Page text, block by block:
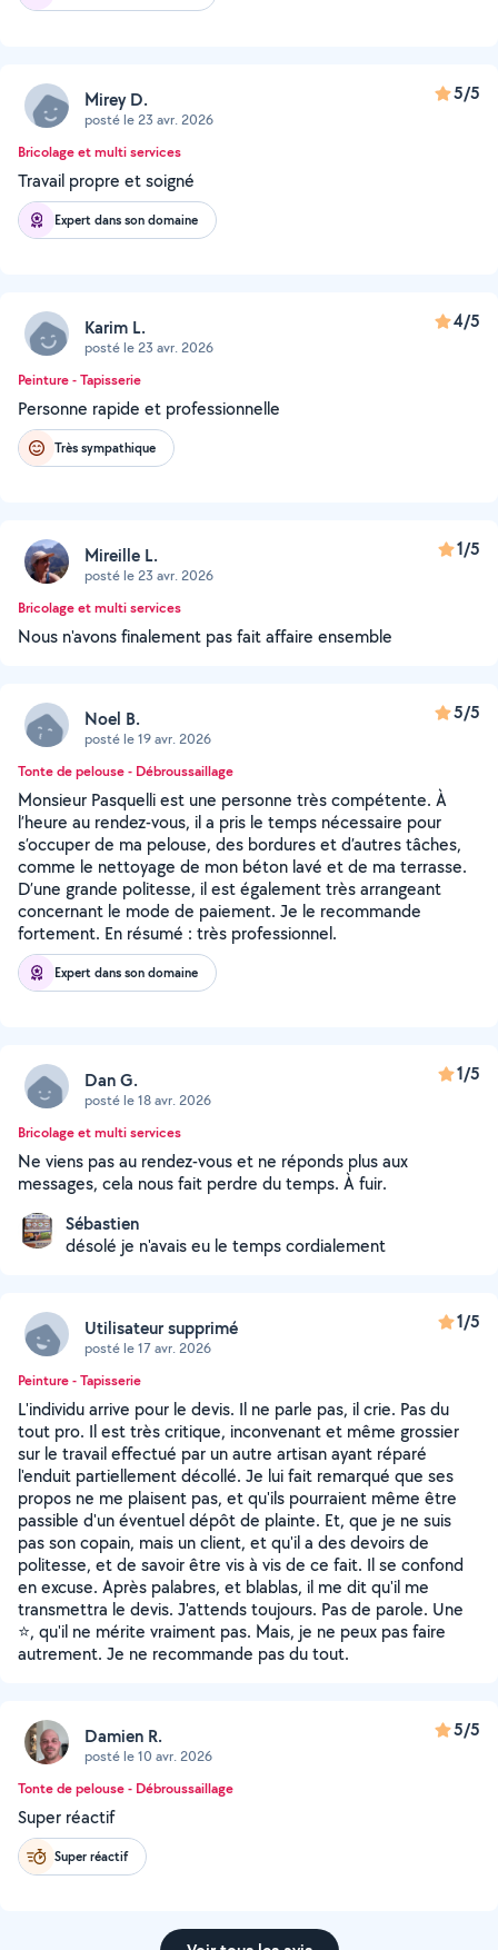
Mirey D.
posté le 23 avr. 2026
5/5
Bricolage et multi services
Travail propre et soigné
Expert dans son domaine
Karim L.
posté le 23 avr. 2026
4/5
Peinture - Tapisserie
Personne rapide et professionnelle
Très sympathique
Mireille L.
posté le 23 avr. 2026
1/5
Bricolage et multi services
Nous n'avons finalement pas fait affaire ensemble
Noel B.
posté le 19 avr. 2026
5/5
Tonte de pelouse - Débroussaillage
Monsieur Pasquelli est une personne très compétente. À
l’heure au rendez-vous, il a pris le temps nécessaire pour
s’occuper de ma pelouse, des bordures et d’autres tâches,
comme le nettoyage de mon béton lavé et de ma terrasse.
D’une grande politesse, il est également très arrangeant
concernant le mode de paiement. Je le recommande
fortement. En résumé : très professionnel.
Expert dans son domaine
Dan G.
posté le 18 avr. 2026
1/5
Bricolage et multi services
Ne viens pas au rendez-vous et ne réponds plus aux
messages, cela nous fait perdre du temps. À fuir.
Sébastien
désolé je n'avais eu le temps cordialement
Utilisateur supprimé
posté le 17 avr. 2026
1/5
Peinture - Tapisserie
L'individu arrive pour le devis. Il ne parle pas, il crie. Pas du
tout pro. Il est très critique, inconvenant et même grossier
sur le travail effectué par un autre artisan ayant réparé
l'enduit partiellement décollé. Je lui fait remarqué que ses
propos ne me plaisent pas, et qu'ils pourraient même être
passible d'un éventuel dépôt de plainte. Et, que je ne suis
pas son copain, mais un client, et qu'il a des devoirs de
politesse, et de savoir être vis à vis de ce fait. Il se confond
en excuse. Après palabres, et blablas, il me dit qu'il me
transmettra le devis. J'attends toujours. Pas de parole. Une
⭐, qu'il ne mérite vraiment pas. Mais, je ne peux pas faire
autrement. Je ne recommande pas du tout.
Damien R.
posté le 10 avr. 2026
5/5
Tonte de pelouse - Débroussaillage
Super réactif
Super réactif